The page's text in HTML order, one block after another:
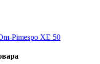
Pimespo XE 50